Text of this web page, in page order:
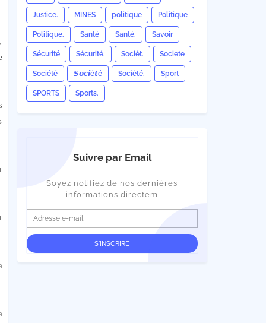
Justice. MINES politique Politique
Politique. Santé Santé. Savoir
Sécurité Sécurité. Sociét. Societe
Société 𝙎𝙤𝙘𝙞é𝙩é Société. Sport
SPORTS Sports.
Suivre par Email
Soyez notifiez de nos dernières
informations directem